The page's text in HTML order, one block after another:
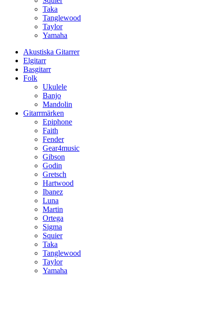
Taka
Tanglewood
Taylor
Yamaha
Akustiska Gitarrer
Elgitarr
Basgitarr
Folk
Ukulele
Banjo
Mandolin
Gitarrmärken
Epiphone
Faith
Fender
Gear4music
Gibson
Godin
Gretsch
Hartwood
Ibanez
Luna
Martin
Ortega
Sigma
Squier
Taka
Tanglewood
Taylor
Yamaha